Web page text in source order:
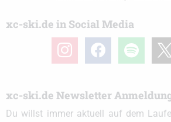
xc-ski.de in Social Media
instagramfacebook spotify
xc-ski.de Newsletter
Du willst immer aktuell auf dem